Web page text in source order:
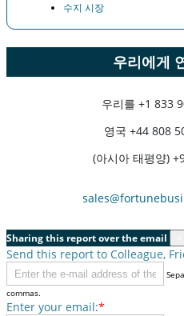
수지 시장
우리에게
우리를 +1 833
영국 +44 808
(아시아 태평양)
Sharing this report over the email
Send this report to Colleague,
commas.
Enter your email:*